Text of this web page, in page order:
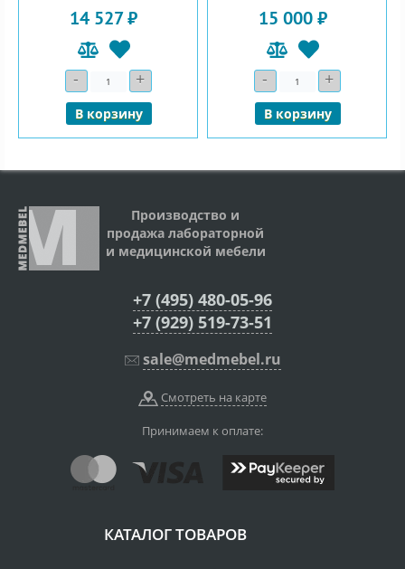
14 527 ₽
- Количество+
В корзину
15 000 ₽
- Количество+
В корзину
Производство и
продажа лабораторной
и медицинской мебели
+7 (495) 480-05-96
+7 (929) 519-73-51
sale@medmebel.ru
Смотреть на карте
Принимаем к оплате:
КАТАЛОГ ТОВАРОВ